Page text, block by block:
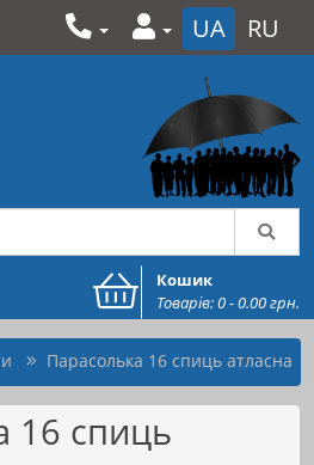
UA RU
Кошик
Товарів: 0 - 0.00 грн.
Парасолька 16 спиць атласна
16 спиць